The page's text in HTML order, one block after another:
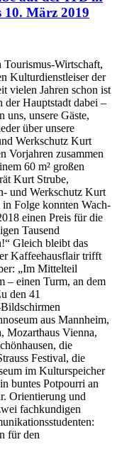
10. März 2019
Tourismus-Wirtschaft,
Kulturdienstleiser der
vielen Jahren schon ist
der Hauptstadt dabei –
uns, unsere Gäste,
über unsere
Werkschutz Kurt
Vorjahren zusammen
60 m² großen
Kurt Strube,
und Werkschutz Kurt
Folge konnten Wach-
einen Preis für die
Tausend
Gleich bleibt das
Kaffeehausflair trifft
„Im Mittelteil
– einen Turm, an dem
den 41
aus Mannheim,
Mozarthaus Vienna,
die
Festival, die
im Kulturspeicher
buntes Potpourri an
Orientierung und
fachkundigen
für den